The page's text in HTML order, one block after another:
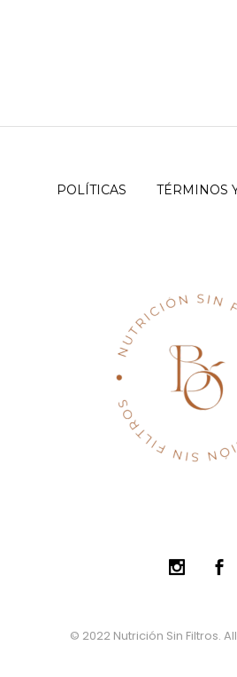
POLÍTICAS TÉRMINOS
© 2022 Nutrición Sin Filtros.